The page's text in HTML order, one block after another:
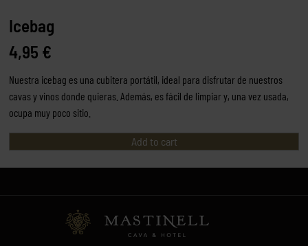
Icebag
4,95 €
Nuestra icebag es una cubitera portátil, ideal para disfrutar de nuestros
cavas y vinos donde quieras. Además, es fácil de limpiar y, una vez usada,
ocupa muy poco sitio.
Add to cart